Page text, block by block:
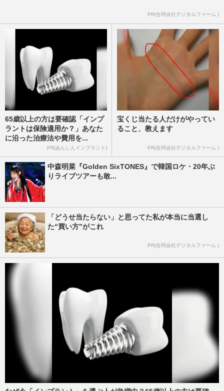
PR(合同会社デジタルファーム )
65歳以上の方は要確認「インプ
ラントは保険適用か？」あなた
に沿った治療法や費用を...
PR(あんしんインプラント)
宝くじ当たる人だけがやってい
ること、教えます
PR(合同会社デジタルファーム )
中森明菜『Golden SixTONES』で韓国ロケ・20年ぶ
りライブツアーも敢...
「どうせ当たらない」と思ってた私が本当に当選し
た“買い方”がこれ
PR(合同会社デジタルファーム )